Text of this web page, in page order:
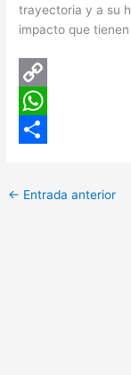
trayectoria y a su
impacto que
C
o
y
W
ao
← Entrada anterior